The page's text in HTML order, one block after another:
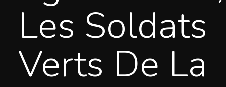
Les Soldats
Verts De La